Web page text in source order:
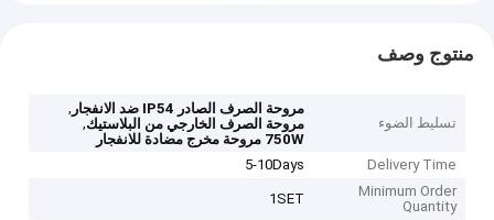
منتوج وصف
تسليط الضوء
مروحة الصرف الصادر IP54 ضد الانفجار
,
مروحة الصرف الخارجي من البلاستيك,
750W مروحة مخرج مضادة للانفجار
Delivery Time
5-10Days
Minimum Order
Quantity
1SET